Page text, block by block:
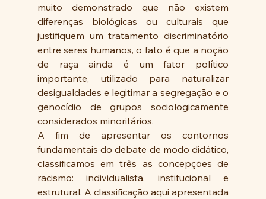
muito demonstrado que não existem
diferenças biológicas ou culturais que
justifiquem um tratamento discriminatório
entre seres humanos, o fato é que a noção
de raça ainda é um fator político
importante, utilizado para naturalizar
desigualdades e legitimar a segregação e o
genocídio de grupos sociologicamente
considerados minoritários.
A fim de apresentar os contornos
fundamentais do debate de modo didático,
classificamos em três as concepções de
racismo: individualista, institucional e
estrutural. A classificação aqui apresentada